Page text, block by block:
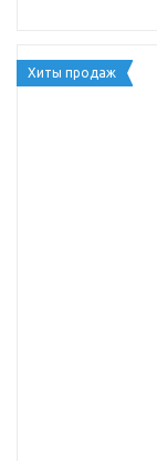
Хиты продаж